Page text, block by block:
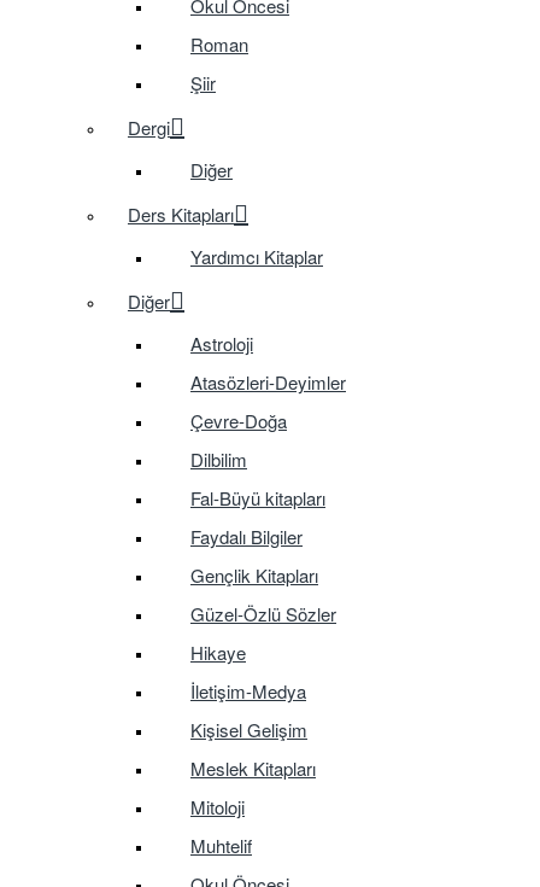
Roman
Şiir
Dergi
Diğer
Ders Kitapları
Yardımcı Kitaplar
Diğer
Astroloji
Atasözleri-Deyimler
Çevre-Doğa
Dilbilim
Fal-Büyü kitapları
Faydalı Bilgiler
Gençlik Kitapları
Güzel-Özlü Sözler
Hikaye
İletişim-Medya
Kişisel Gelişim
Meslek Kitapları
Mitoloji
Muhtelif